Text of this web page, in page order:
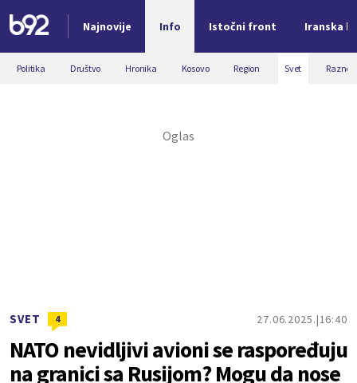
Najnovije Info Istočni front Iranska
Nova vest
Politika Društvo Hronika Kosovo Region Svet Razno
SVET 4 27.06.2025. 16:40
NATO nevidljivi avioni se raspoređuju
na granici sa Rusijom? Mogu da nose